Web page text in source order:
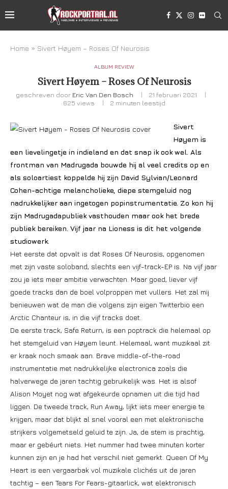
Home » Sivert Høyem – Roses Of Neurosis
ALBUM REVIEW
Sivert Høyem – Roses Of Neurosis
geschreven door Eric Van Den Bosch
21 februari 2021
625 views 2 minuten leestijd
Sivert
Høyem is
een lievelingetje in indieland en dat snap ik ook wel. Als
frontman van Madrugada bouwde hij al veel credits op en
als soloartiest koppelde hij zijn David Sylvian/Leonard
Cohen-achtige melancholieke, diepe stemgeluid nog
nadrukkelijker aan ingetogen popinstrumentatie. Zo kon hij
zijn Madrugadapubliek vasthouden maar ook het brede
publiek bereiken. Vijf jaar na Lioness is dit het volgende
studiowerk.
Het eerste dat opvalt is dat Roses Of Neurosis, opgenomen
met zijn vaste soloband, slechts een vijf-track-EP is. Na vijf jaar
zou je iets meer ambitie verwachten. Maar goed, liever vijf
goede tracks dan de boel volproppen met vullers. Het zal mij
benieuwen wat de man die volgens zijn eigen Twitterbio een
Arctic Chanteur is, in die vijf tracks doet.
De eerste track, Safe Return, is een poptrack die helemaal op
het stemgeluid van Høyem leunt. Helemaal, want muzikaal zit
er kraak noch smaak aan. Brave middle-of-the-road
instrumentatie met nadrukkelijke electronica zoals die
halverwege de jaren tachtig gebruikelijk was. Het is alsof
Alison Moyet nog wat afgekeurde opnamen uit die tijd had
liggen. De tweede track, Run Away, lijkt iets meer energie te
krijgen, maar dat blijkt al snel vooral een met elektronische
strijkers volgemetseld geluid te zijn. Ja, de stem is prachtig,
maar er gebéurt niets. Het nummer had twee minuten korter
kunnen zijn en je had het verschil niet gemerkt. Queen Of My
Heart is een vergaarbak vol muzikale clichés uit de jaren
tachtig – een Tears For Fears-gitaarlick, wat elektronisch